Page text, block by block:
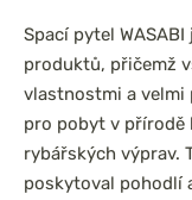
Spací pytel
produktů, přičemž
vlastnostmi a velmi
pro pobyt v přírodě
rybářských výprav.
poskytoval pohodlí